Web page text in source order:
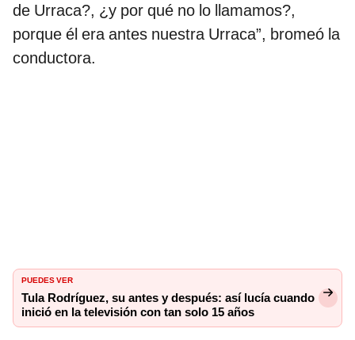
de Urraca?, ¿y por qué no lo llamamos?,
porque él era antes nuestra Urraca”, bromeó la
conductora.
PUEDES VER
Tula Rodríguez, su antes y después: así lucía cuando
inició en la televisión con tan solo 15 años